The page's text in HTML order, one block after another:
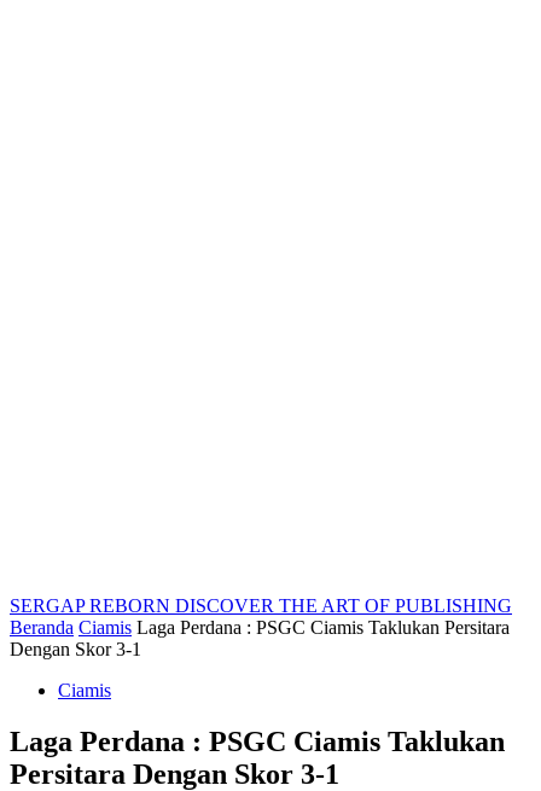
SERGAP REBORN DISCOVER THE ART OF PUBLISHING
Beranda Ciamis Laga Perdana : PSGC Ciamis Taklukan Persitara
Dengan Skor 3-1
Ciamis
Laga Perdana : PSGC Ciamis Taklukan
Persitara Dengan Skor 3-1